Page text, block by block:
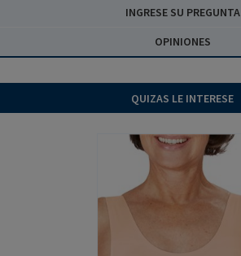
INGRESE SU PREGUNTA
OPINIONES
QUIZAS LE INTERESE